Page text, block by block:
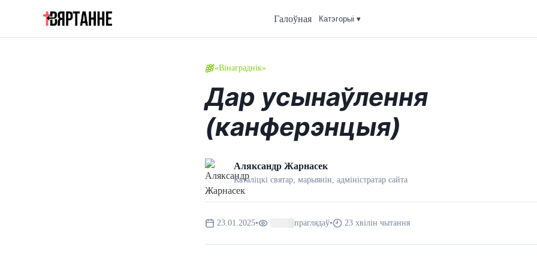
Галоўная Катэгорыi ▾
«Вінаграднік»
Дар усынаўлення
(канферэнцыя)
Аляксандр Жарнасек
Каталіцкі святар, марыянін, адмiнiстратар сайта
23.01.2025• праглядаў• 23 хвілін чытання